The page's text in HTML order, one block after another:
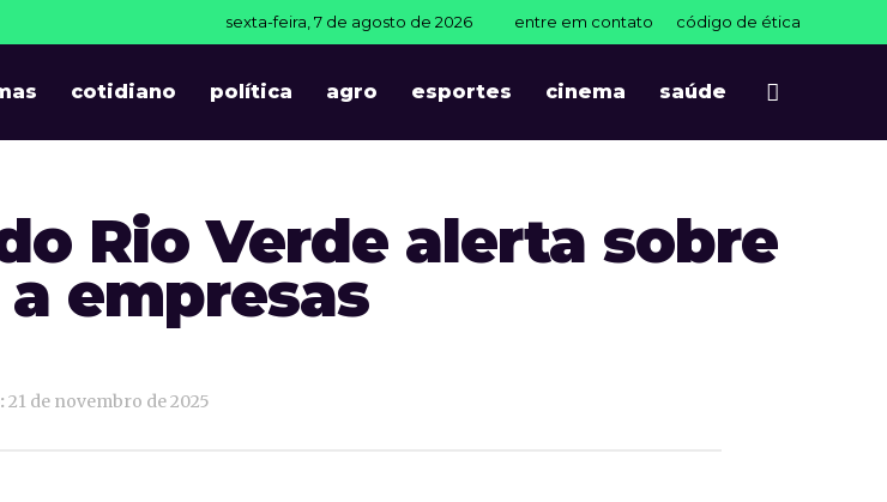
sexta-feira, 7 de agosto de 2026 entre em contato código de ética
cotidiano política agro esportes cinema saúde
Rio Verde alerta sobre
empresas
21 de novembro de 2025